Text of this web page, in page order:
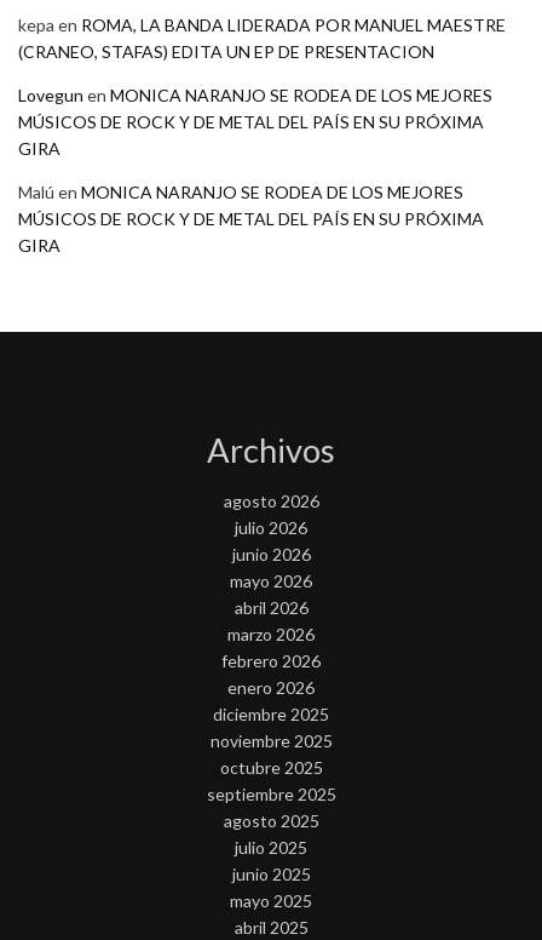
kepa en ROMA, LA BANDA LIDERADA POR MANUEL MAESTRE
(CRANEO, STAFAS) EDITA UN EP DE PRESENTACION
Lovegun en MONICA NARANJO SE RODEA DE LOS MEJORES
MÚSICOS DE ROCK Y DE METAL DEL PAÍS EN SU PRÓXIMA
GIRA
Malú en MONICA NARANJO SE RODEA DE LOS MEJORES
MÚSICOS DE ROCK Y DE METAL DEL PAÍS EN SU PRÓXIMA
GIRA
Archivos
agosto 2026
julio 2026
junio 2026
mayo 2026
abril 2026
marzo 2026
febrero 2026
enero 2026
diciembre 2025
noviembre 2025
octubre 2025
septiembre 2025
agosto 2025
julio 2025
junio 2025
mayo 2025
abril 2025